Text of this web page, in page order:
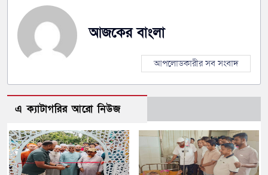
আজকের বাংলা
আপলোডকারীর সব সংবাদ
এ ক্যাটাগরির আরো নিউজ